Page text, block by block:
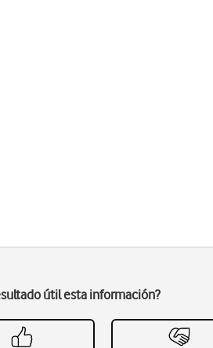
útil esta información?